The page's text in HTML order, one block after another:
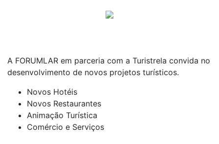
A FORUMLAR em parceria com a Turistrela convida no
desenvolvimento de novos projetos turísticos.
Novos Hotéis
Novos Restaurantes
Animação Turística
Comércio e Serviços